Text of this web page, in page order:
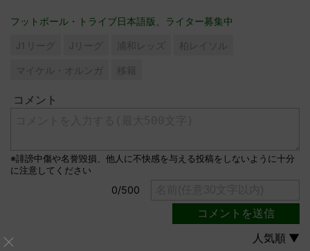
フットボール・トライブ日本語版、ライター募集中
J1リーグ Jリーグ 浦和レッズ
柏レイソル
マイケル・オルンガ
移籍